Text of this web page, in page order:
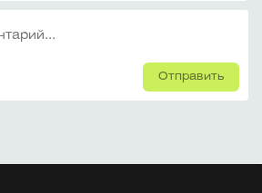
Отправить